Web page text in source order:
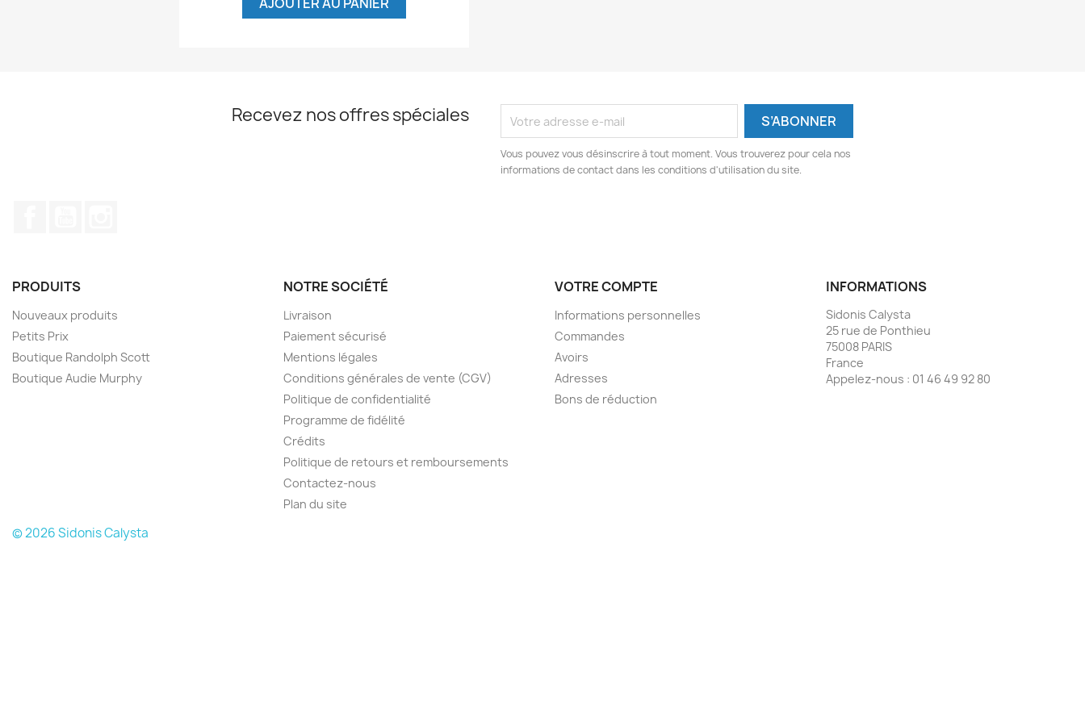
Recevez nos offres spéciales
Vous pouvez vous désinscrire à tout moment. Vous trouverez pour cela nos
informations de contact dans les conditions d'utilisation du site.
PRODUITS
Nouveaux produits
Petits Prix
Boutique Randolph Scott
Boutique Audie Murphy
NOTRE SOCIÉTÉ
Livraison
Paiement sécurisé
Mentions légales
Conditions générales de vente (CGV)
Politique de confidentialité
Programme de fidélité
Crédits
Politique de retours et remboursements
Contactez-nous
Plan du site
VOTRE COMPTE
Informations personnelles
Commandes
Avoirs
Adresses
Bons de réduction
INFORMATIONS
Sidonis Calysta
25 rue de Ponthieu
75008 PARIS
France
Appelez-nous : 01 46 49 92 80
© 2026 Sidonis Calysta